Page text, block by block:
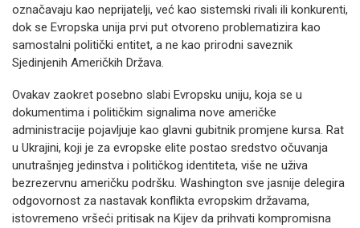
označavaju kao neprijatelji, već kao sistemski rivali ili konkurenti,
dok se Evropska unija prvi put otvoreno problematizira kao
samostalni politički entitet, a ne kao prirodni saveznik
Sjedinjenih Američkih Država.
Ovakav zaokret posebno slabi Evropsku uniju, koja se u
dokumentima i političkim signalima nove američke
administracije pojavljuje kao glavni gubitnik promjene kursa. Rat
u Ukrajini, koji je za evropske elite postao sredstvo očuvanja
unutrašnjeg jedinstva i političkog identiteta, više ne uživa
bezrezervnu američku podršku. Washington sve jasnije delegira
odgovornost za nastavak konflikta evropskim državama,
istovremeno vršeći pritisak na Kijev da prihvati kompromisna